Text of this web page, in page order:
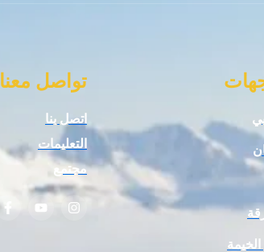
تواصل معنا
اتصل بنا
التعليمات
مجتمع